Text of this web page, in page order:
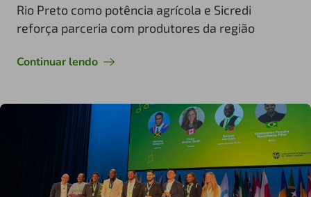
Rio Preto como potência agrícola e Sicredi
reforça parceria com produtores da região
Continuar lendo